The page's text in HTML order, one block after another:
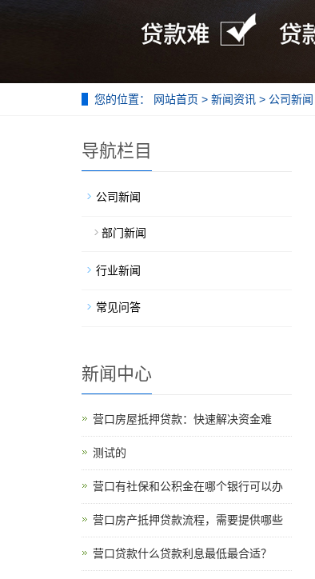
您的位置： 网站首页 > 新闻资讯 > 公司新闻
导航栏目
公司新闻
部门新闻
行业新闻
常见问答
新闻中心
营口房屋抵押贷款：快速解决资金难
测试的
营口有社保和公积金在哪个银行可以办
营口房产抵押贷款流程，需要提供哪些
营口贷款什么贷款利息最低最合适？